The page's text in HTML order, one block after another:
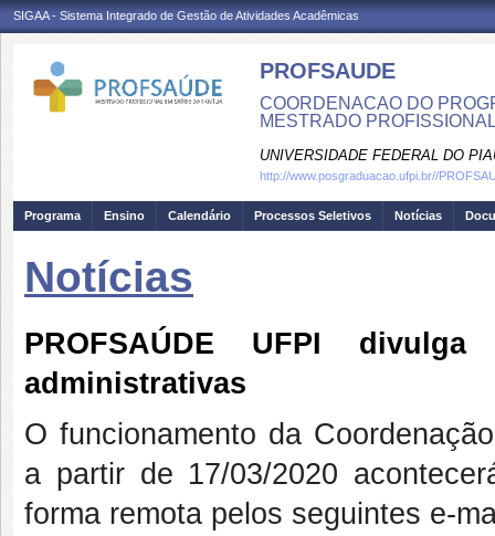
SIGAA - Sistema Integrado de Gestão de Atividades Acadêmicas
PROFSAUDE
COORDENACAO DO
MESTRADO
UNIVERSIDADE FEDERAL DO
http://www.posgraduacao.ufpi.br//
Programa Ensino Calendário Processos Seletivos Notícias
Notícias
PROFSAÚDE UFPI
administrativas
O funcionamento da
a partir de 17/03/2020
forma remota pelos seguintes e-